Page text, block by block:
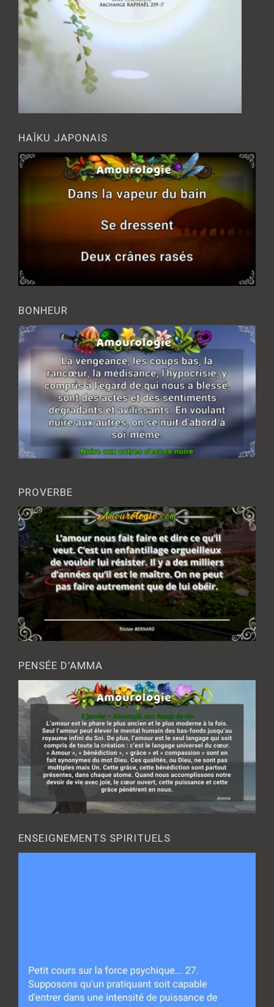
HAÎKU JAPONAIS
BONHEUR
PROVERBE
PENSÉE D’AMMA
ENSEIGNEMENTS SPIRITUELS